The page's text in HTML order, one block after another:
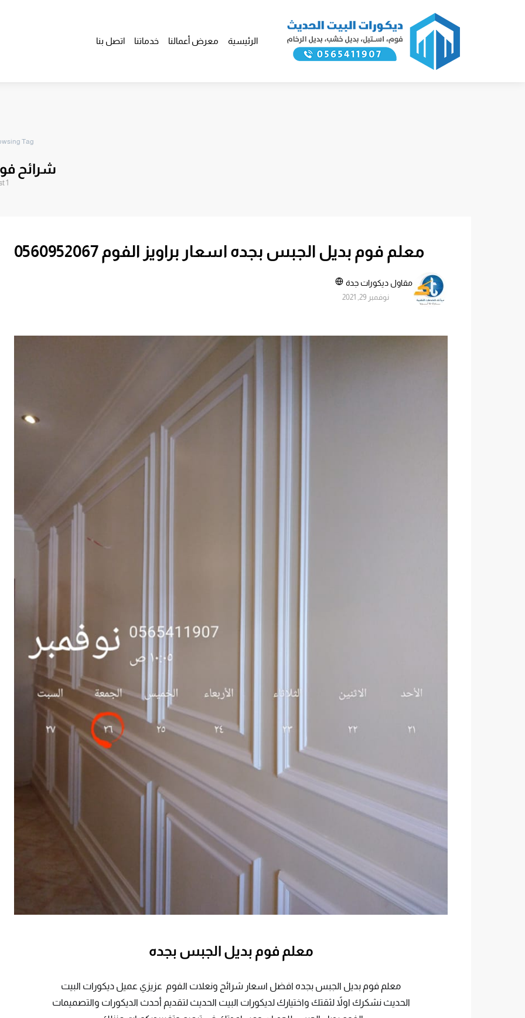
الرئيسية معرض أعمالنا خدماتنا اتصل بنا
Tag
شرائح
1 post
معلم فوم بديل الجبس بجده اسعار براويز الفوم 0560952067
مقاول ديكورات جدة
نوفمبر 29, 2021
معلم فوم بديل الجبس بجده
معلم فوم بديل الجبس بجده افضل اسعار شرائح ونعلات الفوم عزيزي عميل ديكورات البيت
الحديث نشكرك اولاً لثقتك واختيارك لديكورات البيت الحديث لتقديم أحدث الديكورات والتصميمات